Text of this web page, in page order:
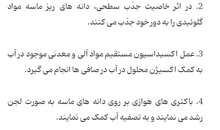
2. در اثر خاصیت جذب سطحی، دانه های ریز ماسه مواد
گلوئیدی را به دور خود جذب می کنند.
3. عمل اکسیداسیون مستقیم مواد آلی و معدنی موجود در آب
به کمک اکسیژن محلول در آب در صافی ها انجام می گیرد.
4. باکتری های هوازی بر روی دانه های ماسه به صورت لجن
رشد می نمایند و به تصفیه آب کمک می نمایند.